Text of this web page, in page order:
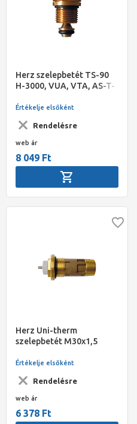
Herz szelepbetét TS-90
H-3000, VUA, VTA, AS-T-
Rendelésre
Értékelje elsőként
web ár
8 049 Ft
Herz Uni-therm
szelepbetét M30x1,5
Rendelésre
Értékelje elsőként
web ár
6 378 Ft